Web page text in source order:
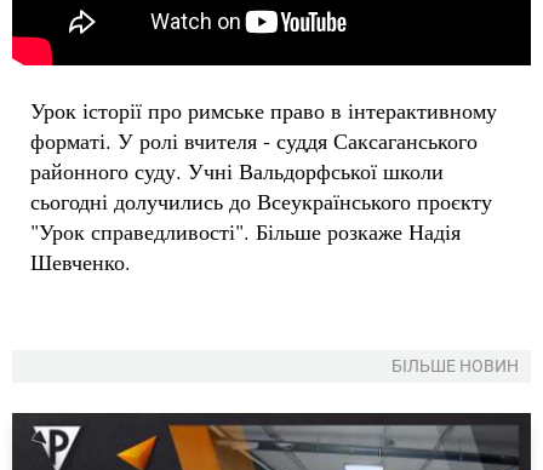
Урок історії про римське право в інтерактивному
форматі. У ролі вчителя - суддя Саксаганського
районного суду. Учні Вальдорфської школи
сьогодні долучились до Всеукраїнського проєкту
"Урок справедливості". Більше розкаже Надія
Шевченко.
БІЛЬШЕ НОВИН